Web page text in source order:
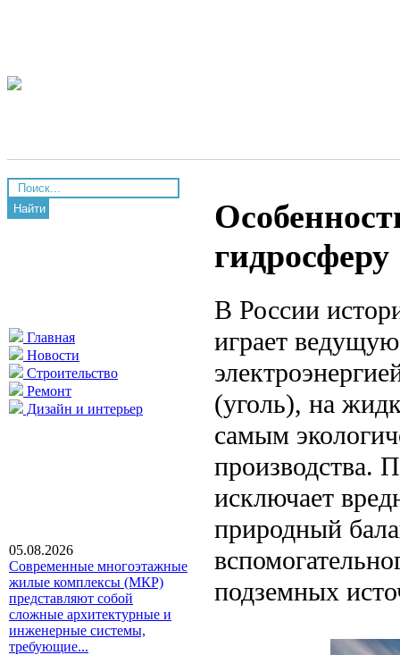
Найти
Главная
Новости
Строительство
Ремонт
Дизайн и интерьер
05.08.2026
Современные многоэтажные
жилые комплексы (МКР)
представляют собой
сложные архитектурные и
инженерные системы,
требующие...
гидросферу
В России
играет
(уголь), на
самым
производства.
исключает
природный
подземных